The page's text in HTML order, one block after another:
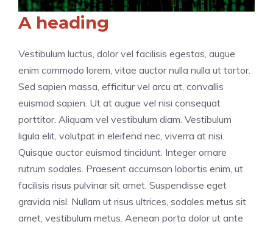
A heading
Vestibulum luctus, dolor vel facilisis egestas, augue
enim commodo lorem, vitae auctor nulla nulla ut tortor.
Sed sapien massa, efficitur vel arcu at, convallis
euismod sapien. Ut at augue vel nisi consequat
porttitor. Aliquam vel vestibulum diam. Vestibulum
ligula elit, volutpat in eleifend nec, viverra at nisi.
Quisque auctor euismod tincidunt. Integer ornare
rutrum sodales. Praesent accumsan lobortis enim, ut
facilisis risus pulvinar sit amet. Suspendisse eget
gravida nisl. Nullam ut risus ultrices, sodales metus sit
amet, vestibulum metus. Aenean porta dolor ut ante